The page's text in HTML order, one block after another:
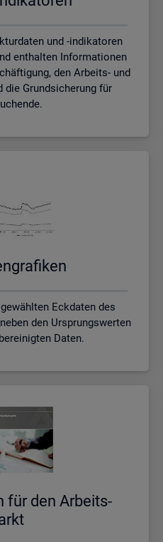
und -indikatoren
enthalten Informationen
den Arbeits- und
Grundsicherung für
Eckdaten des
den Ursprungswerten
Daten.
für den Ar­beits­